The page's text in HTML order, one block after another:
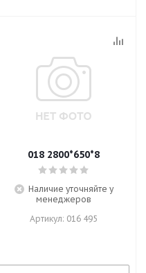
018 2800*650*8
Наличие уточняйте у
менеджеров
Артикул: 016 495